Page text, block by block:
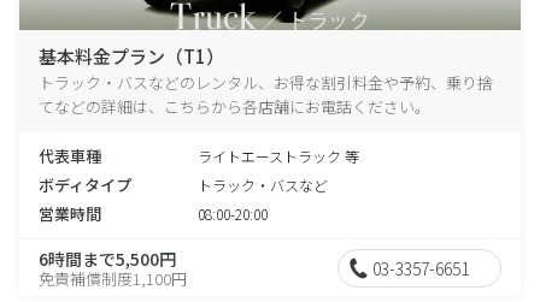
基本料金プラン（T1）
トラック・バスなどのレンタル、お得な割引料金や予約、乗り捨
てなどの詳細は、こちらから各店舗にお電話ください。
代表車種 ライトエーストラック 等
ボディタイプ トラック・バスなど
営業時間 08:00-20:00
6時間まで5,500円
免責補償制度1,100円 03-3357-6651